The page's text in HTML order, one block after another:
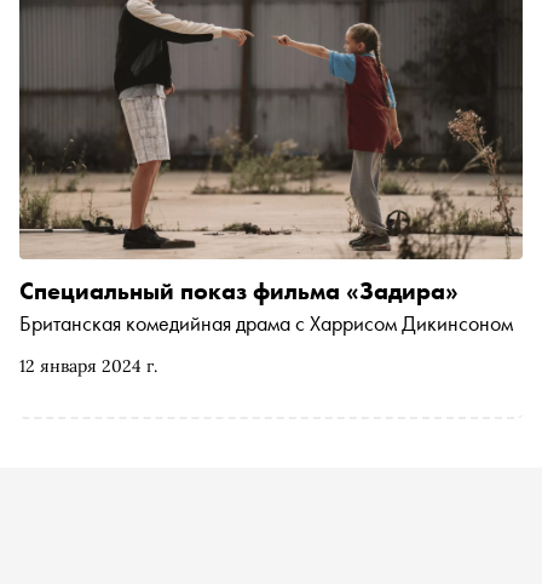
12 января 2024 г.
Специальный показ фильма «Задира»
Британская комедийная драма с Харрисом Дикинсоном